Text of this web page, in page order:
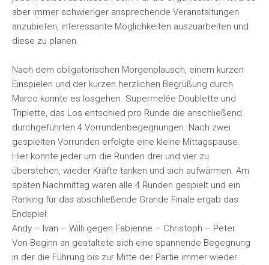
aber immer schwieriger ansprechende Veranstaltungen
anzubieten, interessante Möglichkeiten auszuarbeiten und
diese zu planen.
Nach dem obligatorischen Morgenplausch, einem kurzen
Einspielen und der kurzen herzlichen Begrüßung durch
Marco konnte es losgehen. Supermelée Doublette und
Triplette, das Los entschied pro Runde die anschließend
durchgeführten 4 Vorrundenbegegnungen. Nach zwei
gespielten Vorrunden erfolgte eine kleine Mittagspause.
Hier konnte jeder um die Runden drei und vier zu
überstehen, wieder Kräfte tanken und sich aufwärmen. Am
späten Nachmittag waren alle 4 Runden gespielt und ein
Ranking für das abschließende Grande Finale ergab das
Endspiel:
Andy – Ivan – Willi gegen Fabienne – Christoph – Peter.
Von Beginn an gestaltete sich eine spannende Begegnung
in der die Führung bis zur Mitte der Partie immer wieder